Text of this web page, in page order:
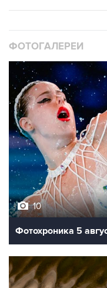
ФОТОГАЛЕРЕИ
10
Фотохроника 5